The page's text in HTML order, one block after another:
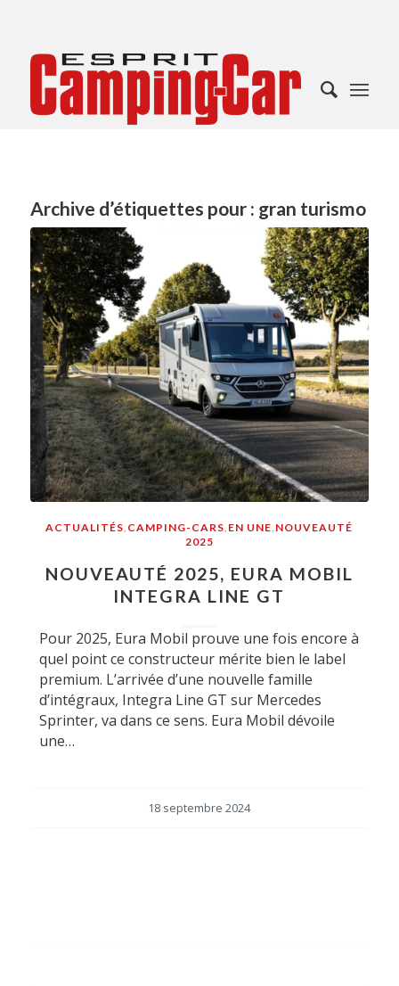
Archive d’étiquettes pour : gran turismo
ACTUALITÉS CAMPING-CARS EN UNE NOUVEAUTÉ
2025
NOUVEAUTÉ 2025, EURA MOBIL
INTEGRA LINE GT
Pour 2025, Eura Mobil prouve une fois encore à
quel point ce constructeur mérite bien le label
premium. L’arrivée d’une nouvelle famille
d’intégraux, Integra Line GT sur Mercedes
Sprinter, va dans ce sens. Eura Mobil dévoile
une…
18 septembre 2024